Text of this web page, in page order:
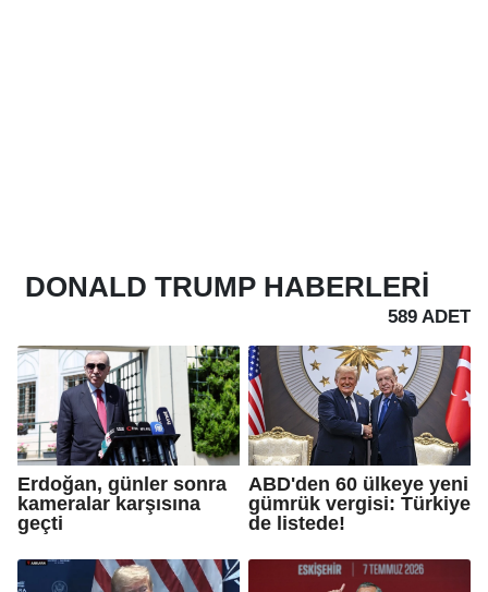
DONALD TRUMP HABERLERI
589 ADET
Erdoğan, günler sonra
kameralar karşısına
geçti
ABD'den 60 ülkeye yeni
gümrük vergisi: Türkiye
de listede!